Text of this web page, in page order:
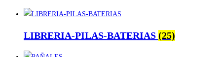
LIBRERIA-PILAS-BATERIAS (25)